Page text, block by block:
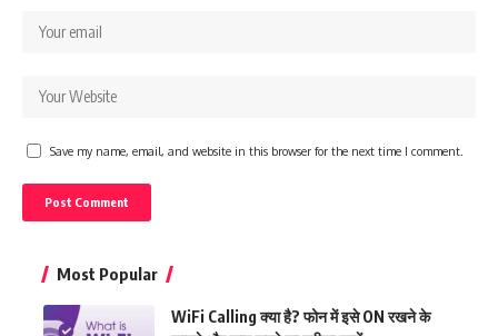
Save my name, email, and website in this browser for the next time I comment.
Most Popular
WiFi Calling क्या है? फोन में इसे ON रखने के